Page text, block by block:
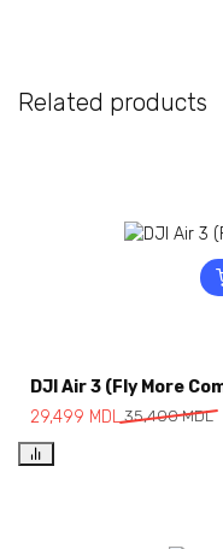
Related products
DJI Air 3 (Fly More
35,400MDL
29,499 MDL